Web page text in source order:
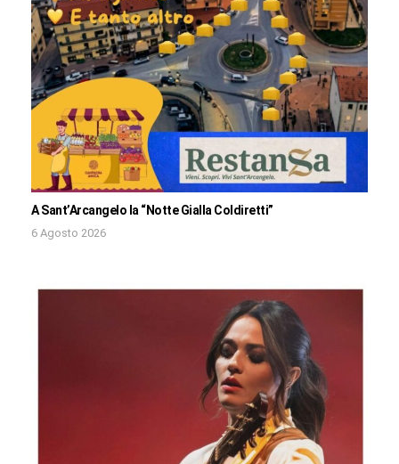
A Sant’Arcangelo la “Notte Gialla Coldiretti”
6 Agosto 2026